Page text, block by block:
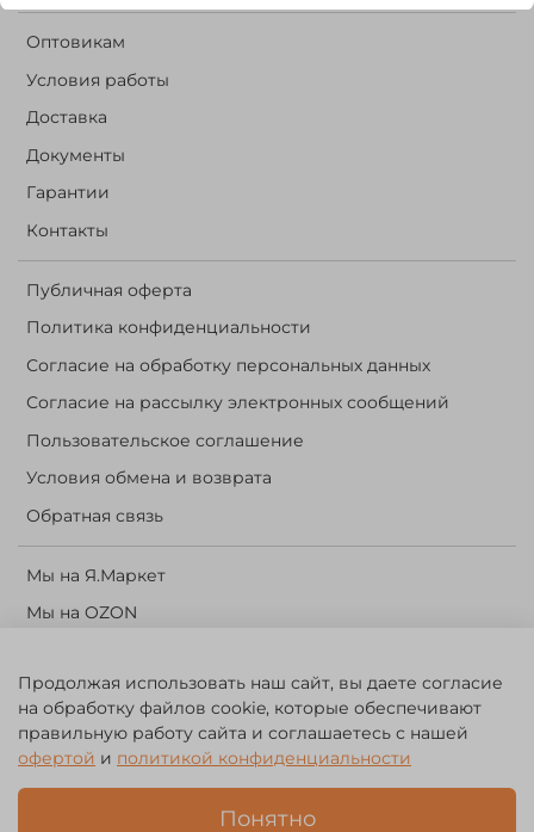
Оптовикам
Условия работы
Доставка
Документы
Гарантии
Контакты
Публичная оферта
Политика конфиденциальности
Согласие на обработку персональных данных
Согласие на рассылку электронных сообщений
Пользовательское соглашение
Условия обмена и возврата
Обратная связь
Мы на Я.Маркет
Мы на OZON
Корзина
©️ 2014 - 2024 Forest River. Рыболовный интернет-магазин.
зн. № 756494
Продолжая использовать наш сайт, вы даете согласие
на обработку файлов cookie, которые обеспечивают
правильную работу сайта и соглашаетесь с нашей
офертой и политикой конфиденциальности
Понятно